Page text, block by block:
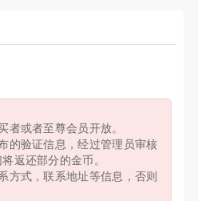
者或者至尊会员开放。
的验证信息，经过管理员审核
返还部分的金币。
方式，联系地址等信息，否则